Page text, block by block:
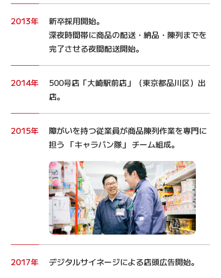
2013年
新卒採用開始。
深夜時間帯に商品の配送・納品・陳列までを
完了させる夜間配送開始。
2014年
500号店「大崎駅前店」（東京都品川区）出
店。
2015年
障がいを持つ従業員が商品陳列作業を専門に
担う 「キャラバン隊」 チーム組成。
2017年 デジタルサイネージによる店頭広告開始。